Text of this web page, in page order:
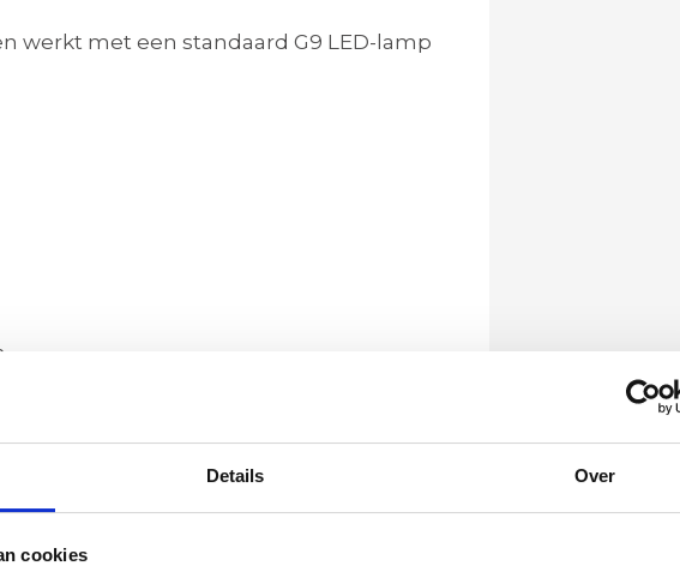
Details Over
cookies
werkt met een standaard G9 LED-lamp
- rustgevend, functioneel en elegant.